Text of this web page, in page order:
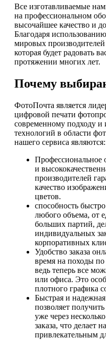
Все изготавливаемые
на профессиональном
высочайшее качество и
Благодаря
мировых
которая будет радовать
протяжении многих лет.
Почему
ФотоПочта является
цифровой печати
современному подходу и
технологий в области
нашего сервиса являются:
Профессиональное
и
производителей
качество
цветов.
способность
любого объема, от
больших партий,
индивидуальных
корпоративных
Удобство заказа
время на походы
ведь теперь все
или офиса. Это
плотного графика
Быстрая и
позволяет
уже через
заказа, что делает
привлекательным